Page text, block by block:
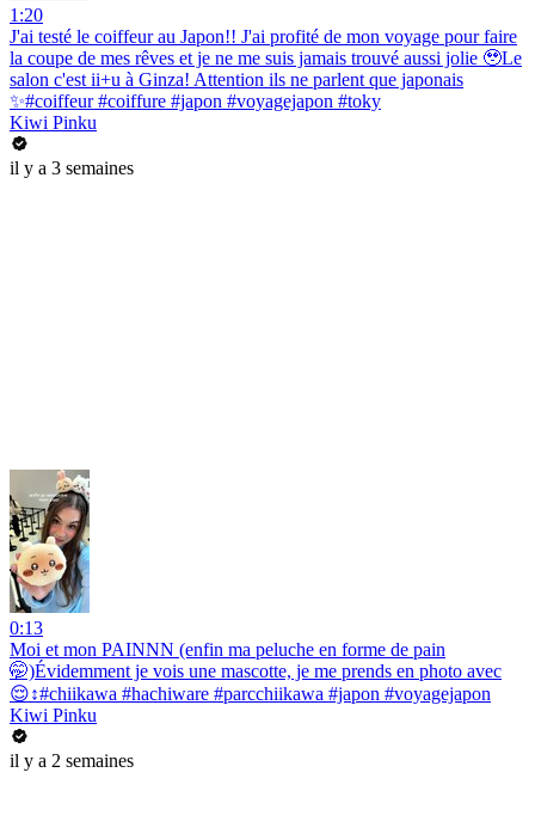
1:20
J'ai testé le coiffeur au Japon!! J'ai profité de mon voyage pour faire
la coupe de mes rêves et je ne me suis jamais trouvé aussi jolie 🥹Le
salon c'est ii+u à Ginza! Attention ils ne parlent que japonais
✨#coiffeur #coiffure #japon #voyagejapon #toky
Kiwi Pinku
il y a 3 semaines
0:13
Moi et mon PAINNN (enfin ma peluche en forme de pain
🤭)Évidemment je vois une mascotte, je me prends en photo avec
😌↕️#chiikawa #hachiware #parcchiikawa #japon #voyagejapon
Kiwi Pinku
il y a 2 semaines